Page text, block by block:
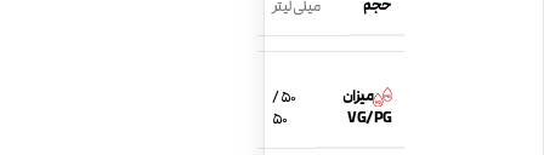
حجم
میلی لیتر
میزان
VG/PG
50 /
50